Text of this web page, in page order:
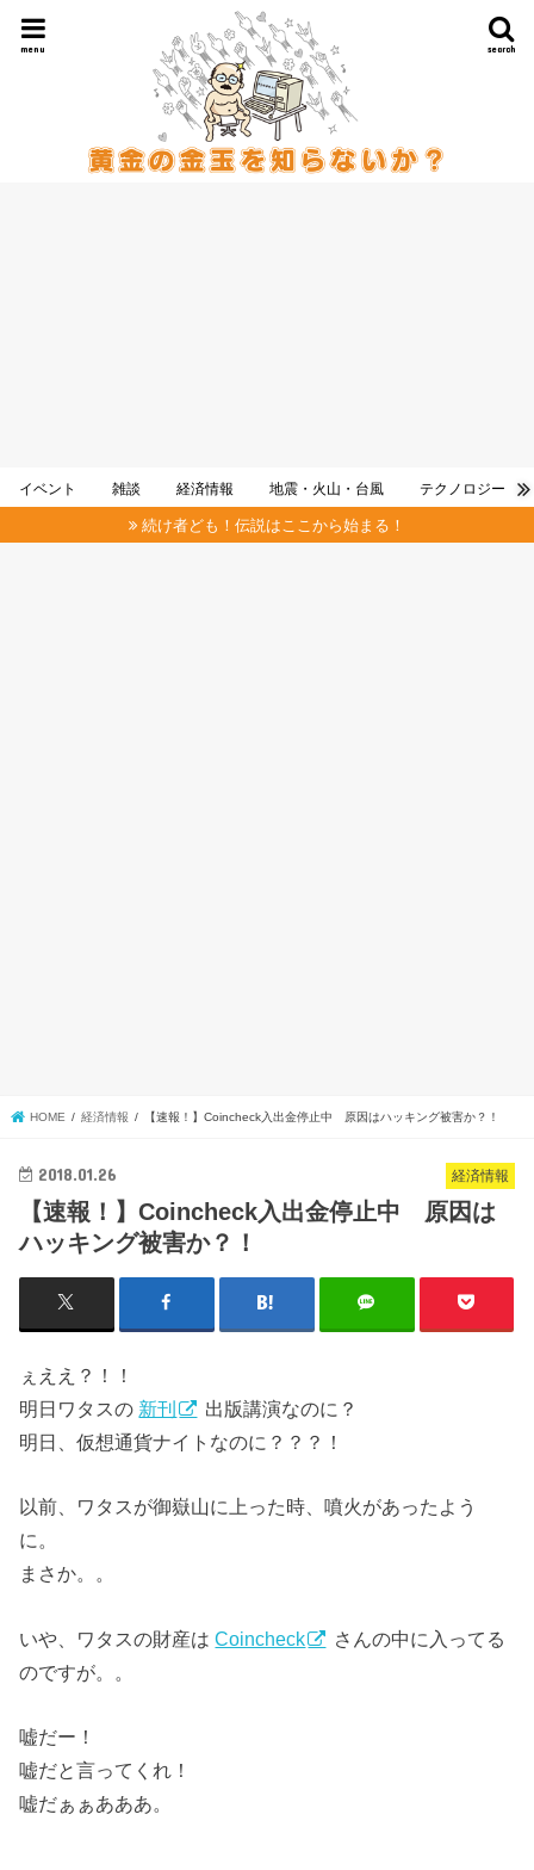
search
menu
イベント 雑談 経済情報 地震・火山・台風 テクノロジー
続け者ども！伝説はここから始まる！
HOME 経済情報 【速報！】Coincheck入出金停止中 原因はハッキング被害か？！
経済情報
2018.01.26
【速報！】Coincheck入出金停止中 原因は
ハッキング被害か？！
ぇええ？！！
明日ワタスの 新刊
出版講演なのに？
明日、仮想通貨ナイトなのに？？？！
以前、ワタスが御嶽山に上った時、噴火があったよう
に。
まさか。。
いや、ワタスの財産はCoincheck
さんの中に入ってる
のですが。。
嘘だー！
嘘だと言ってくれ！
嘘だぁぁあああ。